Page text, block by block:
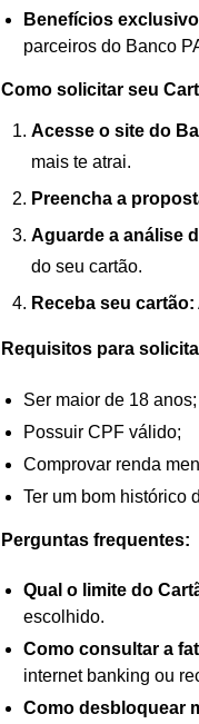
Benefícios
parceiros do Banco
Como solicitar seu
Acesse o site do
mais te atrai.
Preencha a
Aguarde a análise
do seu cartão.
Receba seu cartão:
Requisitos para
Ser maior de 18 anos;
Possuir CPF válido;
Comprovar renda
Ter um bom histórico
Perguntas frequentes:
Qual o limite do
escolhido.
Como consultar a
internet banking ou
Como desbloquear